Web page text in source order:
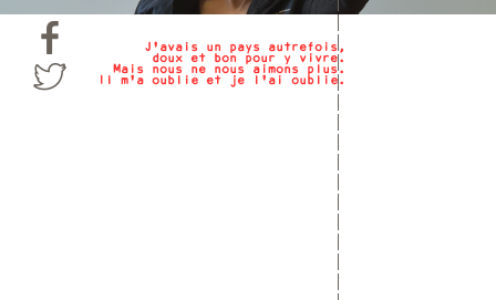
J'avais un pays autrefois,
doux et bon pour y vivre.
Mais nous ne nous aimons plus.
Il m'a oublié et je l'ai oublié.